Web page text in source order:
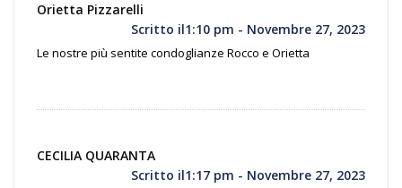
Orietta Pizzarelli
Scritto il1:10 pm - Novembre 27, 2023
Le nostre più sentite condoglianze Rocco e Orietta
CECILIA QUARANTA
Scritto il1:17 pm - Novembre 27, 2023